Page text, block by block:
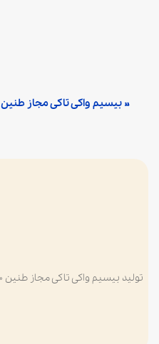
» بیسیم واکی تاکی مجاز طنین Tanin TN2000
تولید بیسیم واکی تاکی مجاز طنین Tanin TN2000 متوقف